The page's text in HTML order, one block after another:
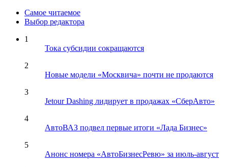
Самое читаемое
Выбор редактора
1
Тока субсидии сокращаются
2
Новые модели «Москвича» почти не продаются
3
Jetour Dashing лидирует в продажах «СберАвто»
4
АвтоВАЗ подвел первые итоги «Лада Бизнес»
5
Анонс номера «АвтоБизнесРевю» за июль-август